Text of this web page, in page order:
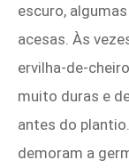
escuro,
acesas. Às
ervilha-de-
muito duras e
antes do
demoram a